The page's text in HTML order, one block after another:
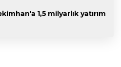
1,5 milyarlık yatırım